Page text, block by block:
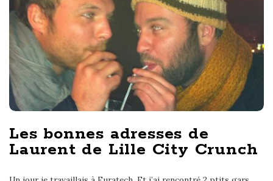
Les bonnes adresses de
Laurent de Lille City Crunch